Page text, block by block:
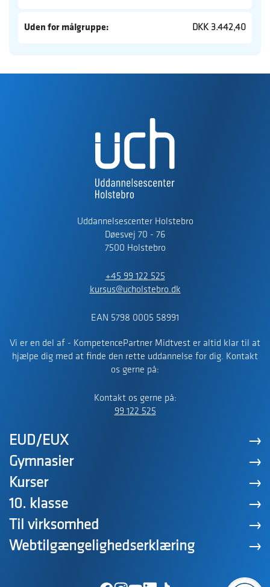
Uden for målgruppe: DKK 3.442,40
Uddannelsescenter Holstebro
Døesvej 70 - 76
7500 Holstebro
+45 99 122 525
kursus@ucholstebro.dk
EAN 5798 0005 58991
Vi er en del af - KompetencePartner Midtvest er altid klar til at
hjælpe dig med at finde den rette uddannelse for dig. Kontakt
os gerne på:
Kontakt os gerne på:
99 122 525
EUD/EUX
Gymnasier
Kurser
10. klasse
Til virksomhed
Webtilgængelighedserklæring